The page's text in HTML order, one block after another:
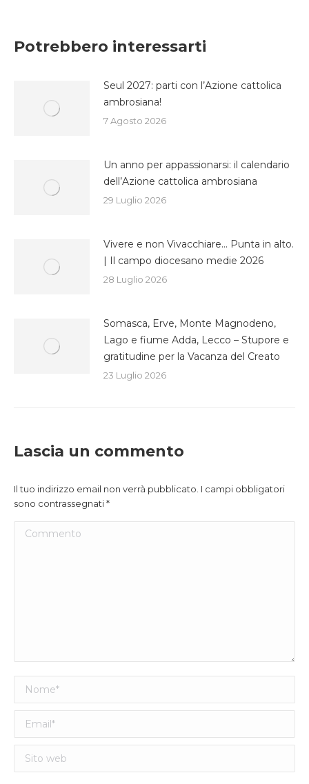
Potrebbero interessarti
Seul 2027: parti con l’Azione cattolica
ambrosiana!
7 Agosto 2026
Un anno per appassionarsi: il calendario
dell’Azione cattolica ambrosiana
29 Luglio 2026
Vivere e non Vivacchiare… Punta in alto.
| Il campo diocesano medie 2026
28 Luglio 2026
Somasca, Erve, Monte Magnodeno,
Lago e fiume Adda, Lecco – Stupore e
gratitudine per la Vacanza del Creato
23 Luglio 2026
Lascia un commento
Il tuo indirizzo email non verrà pubblicato. I campi obbligatori
sono contrassegnati*
Commento
Nome *
Email *
Sito web